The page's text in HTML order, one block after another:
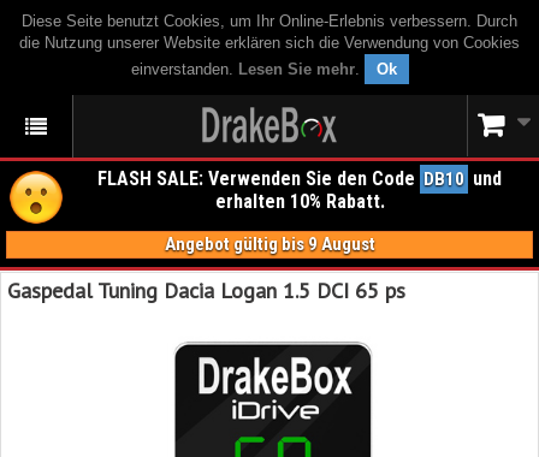
Diese Seite benutzt Cookies, um Ihr Online-Erlebnis verbessern. Durch
die Nutzung unserer Website erklären sich die Verwendung von Cookies
einverstanden. Lesen Sie mehr. Ok
FLASH SALE: Verwenden Sie den Code DB10 und
erhalten 10% Rabatt.
Angebot gültig bis 9 August
Gaspedal Tuning Dacia Logan 1.5 DCI 65 ps